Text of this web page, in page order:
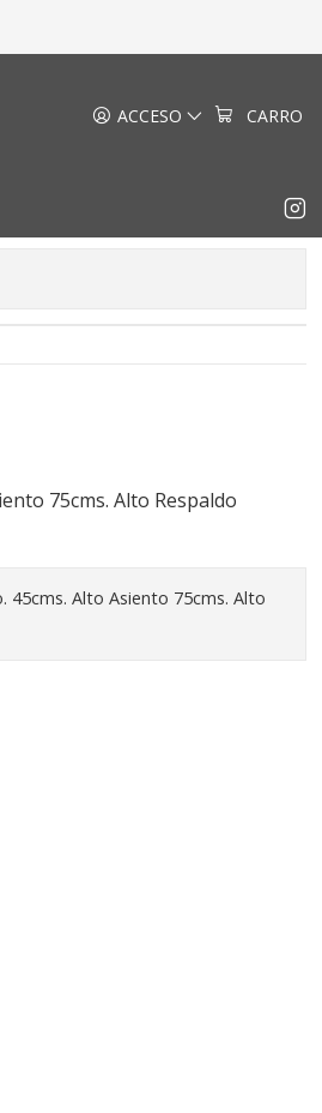
ACCESO CARRO
75cms. Alto Respaldo
45cms. Alto Asiento 75cms. Alto